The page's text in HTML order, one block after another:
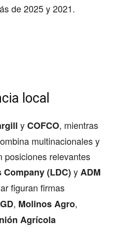
de 2025 y 2021.
local
yCOFCO, mientras
multinacionales y
posiciones relevantes
(LDC) yADM
figuran firmas
, Molinos Agro,
Agrícola